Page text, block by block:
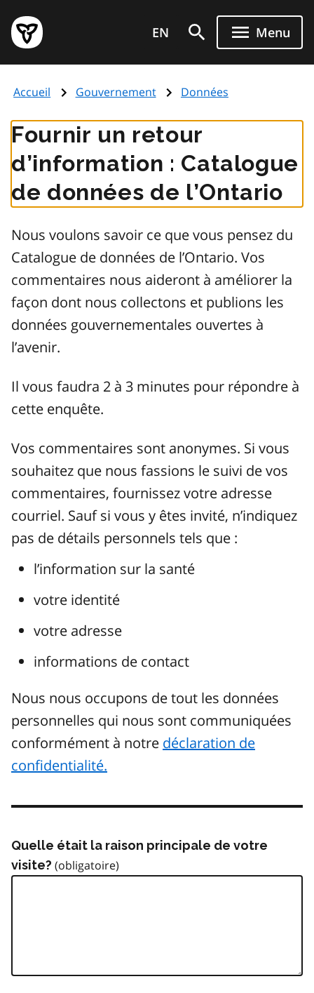
au
contenu
principal
Page
d'accueil
de
EN Menu
Accueil Gouvernement Données
Fournir un retour
d’information : Catalogue
de données de l’Ontario
Nous voulons savoir ce que vous pensez du
Catalogue de données de l’Ontario. Vos
commentaires nous aideront à améliorer la
façon dont nous collectons et publions les
données gouvernementales ouvertes à
l’avenir.
Il vous faudra 2 à 3 minutes pour répondre à
cette enquête.
Vos commentaires sont anonymes. Si vous
souhaitez que nous fassions le suivi de vos
commentaires, fournissez votre adresse
courriel. Sauf si vous y êtes invité, n’indiquez
pas de détails personnels tels que :
l’information sur la santé
votre identité
votre adresse
informations de contact
Nous nous occupons de tout les données
personnelles qui nous sont communiquées
conformément à notre déclaration de
confidentialité.
Quelle était la raison principale de votre
visite?